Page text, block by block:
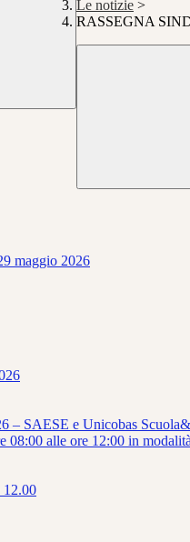
Le notizie >
RASSEGNA
maggio 2026
– SAESE e Unicobas
alle ore 12:00 in
12.00